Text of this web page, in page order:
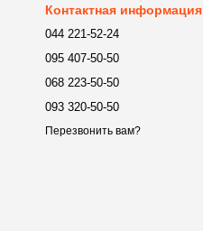
Контактная информация
044 221-52-24
095 407-50-50
068 223-50-50
093 320-50-50
Перезвонить вам?